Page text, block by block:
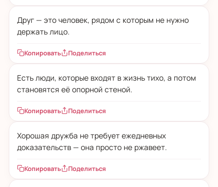
Друг — это человек, рядом с которым не нужно
держать лицо.
Копировать Поделиться
Есть люди, которые входят в жизнь тихо, а потом
становятся её опорной стеной.
Копировать Поделиться
Хорошая дружба не требует ежедневных
доказательств — она просто не ржавеет.
Копировать Поделиться